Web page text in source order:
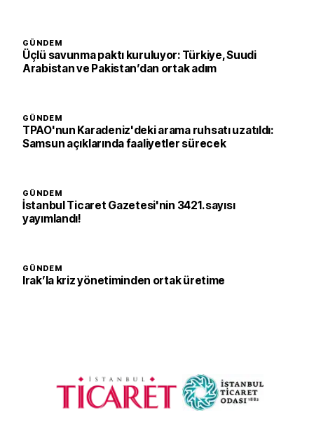
GÜNDEM
Üçlü savunma paktı kuruluyor: Türkiye, Suudi
Arabistan ve Pakistan’dan ortak adım
GÜNDEM
TPAO'nun Karadeniz'deki arama ruhsatı uzatıldı:
Samsun açıklarında faaliyetler sürecek
GÜNDEM
İstanbul Ticaret Gazetesi'nin 3421. sayısı
yayımlandı!
GÜNDEM
Irak’la kriz yönetiminden ortak üretime